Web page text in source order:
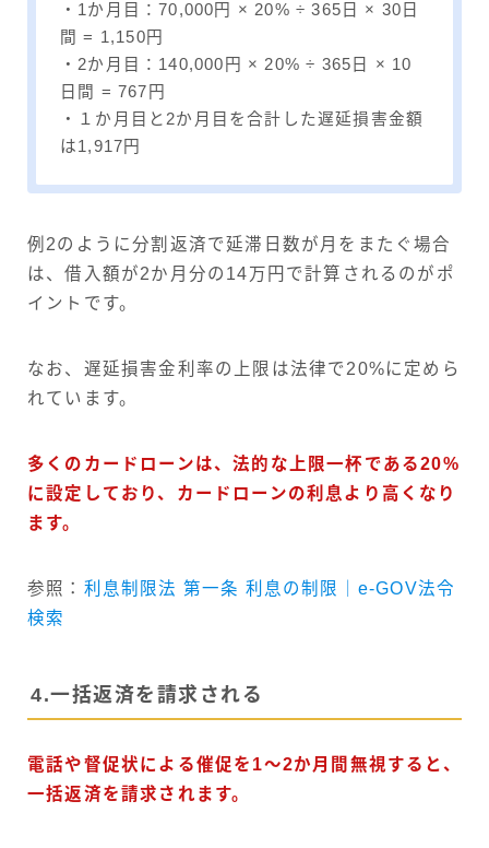
・1か月目：70,000円 × 20% ÷ 365日 × 30日
間 = 1,150円
・2か月目：140,000円 × 20% ÷ 365日 × 10
日間 = 767円
・１か月目と2か月目を合計した遅延損害金額
は1,917円
例2のように分割返済で延滞日数が月をまたぐ場合
は、借入額が2か月分の14万円で計算されるのがポ
イントです。
なお、遅延損害金利率の上限は法律で20%に定めら
れています。
多くのカードローンは、法的な上限一杯である20%
に設定しており、カードローンの利息より高くなり
ます。
参照： 利息制限法 第一条 利息の制限｜e-GOV法令
検索
4.一括返済を請求される
電話や督促状による催促を1〜2か月間無視すると、
一括返済を請求されます。